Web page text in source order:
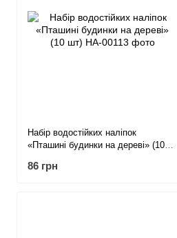
Набір водостійких наліпок
«Пташині будинки на дереві» (10
86 грн